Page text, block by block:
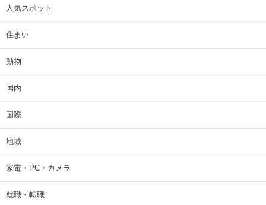
人気スポット
住まい
動物
国内
国際
地域
家電・PC・カメラ
就職・転職